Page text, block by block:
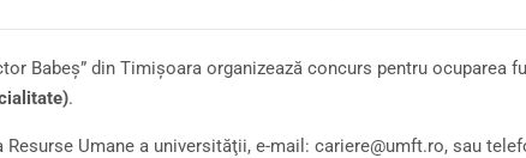
Babeş” din Timişoara organizează concurs pentru ocuparea
.
Umane a universităţii, e-mail: cariere@umft.ro, sau